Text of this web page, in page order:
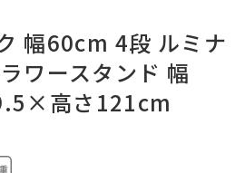
幅60cm 4段 ルミナ
ワースタンド 幅
高さ121cm